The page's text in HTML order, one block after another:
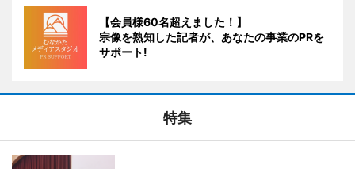
【会員様60名超えました！】
宗像を熟知した記者が、あなたの事業のPRを
サポート!
特集